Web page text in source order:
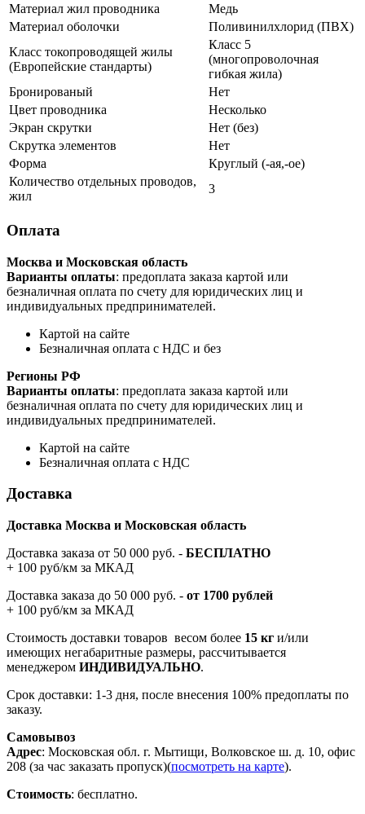
Материал жил проводника
Медь
Материал оболочки
Поливинилхлорид (ПВХ)
Класс токопроводящей жилы
(Европейские стандарты)
Класс 5
(многопроволочная
гибкая жила)
Бронированый
Нет
Цвет проводника
Несколько
Экран скрутки
Нет (без)
Скрутка элементов
Нет
Форма
Круглый (-ая,-ое)
Количество отдельных проводов,
жил
3
Оплата
Москва и Московская область
Варианты оплаты: предоплата заказа картой или
безналичная оплата по счету для юридических лиц и
индивидуальных предпринимателей.
Картой на сайте
Безналичная оплата с НДС и без
Регионы РФ
Варианты оплаты: предоплата заказа картой или
безналичная оплата по счету для юридических лиц и
индивидуальных предпринимателей.
Картой на сайте
Безналичная оплата с НДС
Доставка
Доставка Москва и Московская область
Доставка заказа от 50 000 руб. - БЕСПЛАТНО
+ 100 руб/км за МКАД
Доставка заказа до 50 000 руб. - от 1700 рублей
+ 100 руб/км за МКАД
Стоимость доставки товаров весом более 15 кг и/или
имеющих негабаритные размеры, рассчитывается
менеджером ИНДИВИДУАЛЬНО.
Срок доставки: 1-3 дня, после внесения 100% предоплаты по
заказу.
Самовывоз
Адрес: Московская обл. г. Мытищи, Волковское ш. д. 10, офис
208 (за час заказать пропуск)(посмотреть на карте).
Стоимость: бесплатно.